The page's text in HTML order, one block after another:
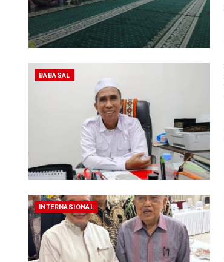
BABASAL
INTERNASIONAL